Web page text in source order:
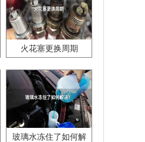
火花塞更换周期
玻璃水冻住了如何解